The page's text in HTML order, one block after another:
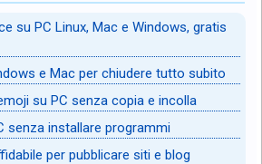
su PC Linux, Mac e Windows, gratis
e Mac per chiudere tutto subito
su PC senza copia e incolla
senza installare programmi
per pubblicare siti e blog